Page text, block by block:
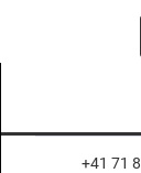
+41 71